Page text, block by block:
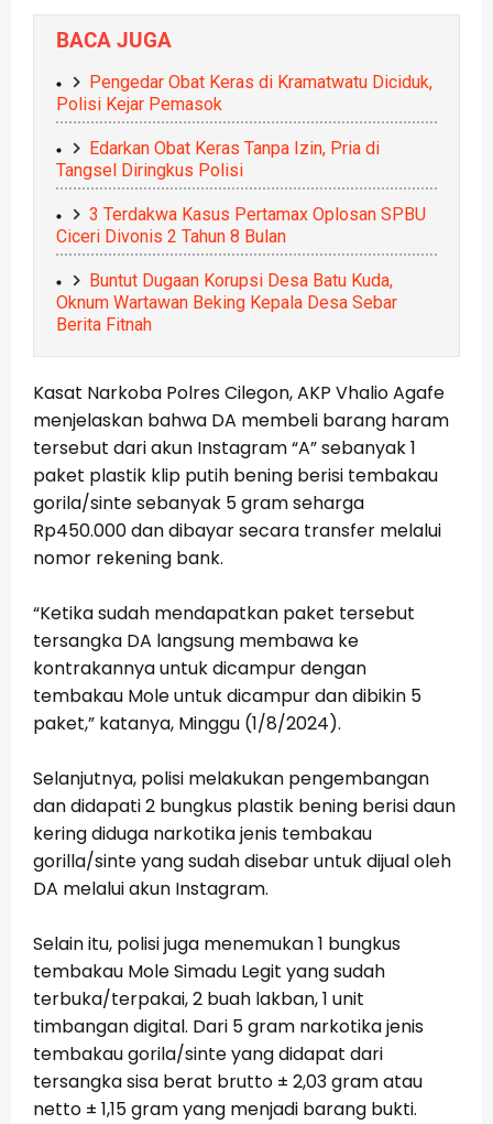
BACA JUGA
Pengedar Obat Keras di Kramatwatu Diciduk,
Polisi Kejar Pemasok
Edarkan Obat Keras Tanpa Izin, Pria di
Tangsel Diringkus Polisi
3 Terdakwa Kasus Pertamax Oplosan SPBU
Ciceri Divonis 2 Tahun 8 Bulan
Buntut Dugaan Korupsi Desa Batu Kuda,
Oknum Wartawan Beking Kepala Desa Sebar
Berita Fitnah
Kasat Narkoba Polres Cilegon, AKP Vhalio Agafe
menjelaskan bahwa DA membeli barang haram
tersebut dari akun Instagram “A” sebanyak 1
paket plastik klip putih bening berisi tembakau
gorila/sinte sebanyak 5 gram seharga
Rp450.000 dan dibayar secara transfer melalui
nomor rekening bank.
“Ketika sudah mendapatkan paket tersebut
tersangka DA langsung membawa ke
kontrakannya untuk dicampur dengan
tembakau Mole untuk dicampur dan dibikin 5
paket,” katanya, Minggu (1/8/2024).
Selanjutnya, polisi melakukan pengembangan
dan didapati 2 bungkus plastik bening berisi daun
kering diduga narkotika jenis tembakau
gorilla/sinte yang sudah disebar untuk dijual oleh
DA melalui akun Instagram.
Selain itu, polisi juga menemukan 1 bungkus
tembakau Mole Simadu Legit yang sudah
terbuka/terpakai, 2 buah lakban, 1 unit
timbangan digital. Dari 5 gram narkotika jenis
tembakau gorila/sinte yang didapat dari
tersangka sisa berat brutto ± 2,03 gram atau
netto ± 1,15 gram yang menjadi barang bukti.